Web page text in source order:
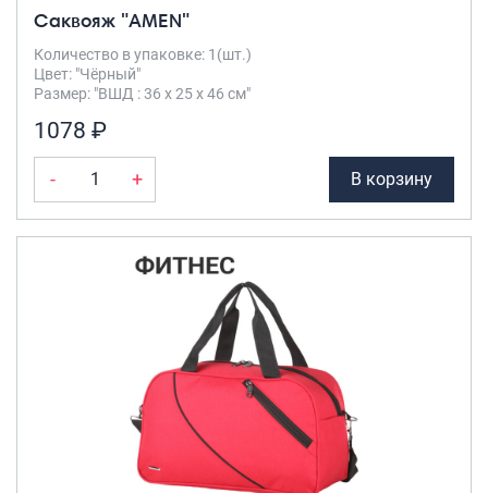
Саквояж "AMEN"
Количество в упаковке: 1(шт.)
Цвет: "Чёрный"
Размер: "ВШД : 36 х 25 х 46 см"
1078 ₽
- + В корзину